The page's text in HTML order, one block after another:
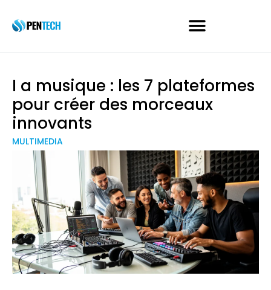
I a musique : les 7 plateformes
pour créer des morceaux
innovants
MULTIMEDIA